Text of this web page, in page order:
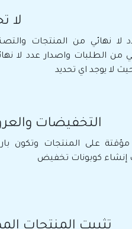
لا
نهائي من المنتجات
من الطلبات واصدار عدد لا
لا يوجد اي تحديد
التخفيضات
على المنتجات وتكون
كوبونات تخفيض